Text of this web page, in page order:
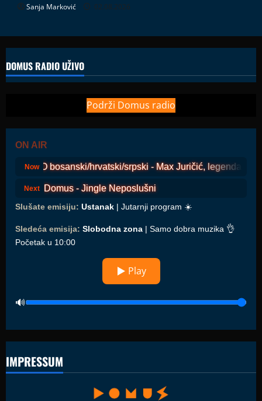
Sanja Marković 02.08.2026
DOMUS RADIO UŽIVO
Podrži Domus radio
ON AIR
Now
COSMO bosanski/hrvatski/srpski - Max Juričić, legenda s
Next Domus - Jingle Neposlušni
Slušate emisiju: Ustanak | Jutarnji program ☀️
Sledeća emisija: Slobodna zona | Samo dobra muzika 👌
Početak u 10:00
▶ Play
IMPRESSUM